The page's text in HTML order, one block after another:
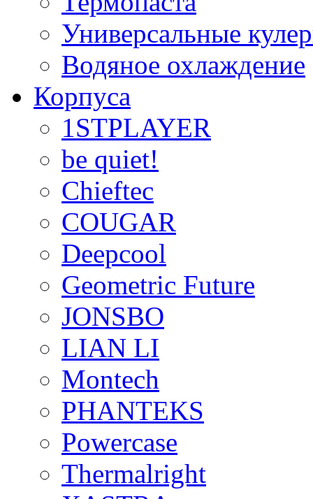
Универсальные
Водяное охлаждение
Корпуса
1STPLAYER
be quiet!
Chieftec
COUGAR
Deepcool
Geometric Future
JONSBO
LIAN LI
Montech
PHANTEKS
Powercase
Thermalright